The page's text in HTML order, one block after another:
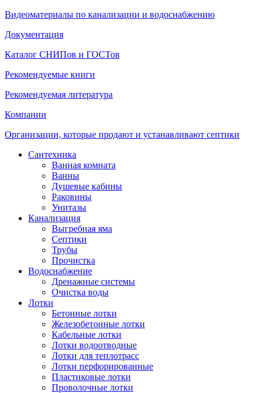
Видеоматериалы по канализации и водоснабжению
Документация
Каталог СНИПов и ГОСТов
Рекомендуемые книги
Рекомендуемая литература
Компании
Организации, которые продают и устанавливают септики
Сантехника
Ванная комната
Ванны
Душевые кабины
Раковины
Унитазы
Канализация
Выгребная яма
Септики
Трубы
Прочистка
Водоснабжение
Дренажные системы
Очистка воды
Лотки
Бетонные лотки
Железобетонные лотки
Кабельные лотки
Лотки водоотводные
Лотки для теплотрасс
Лотки перфорированные
Пластиковые лотки
Проволочные лотки